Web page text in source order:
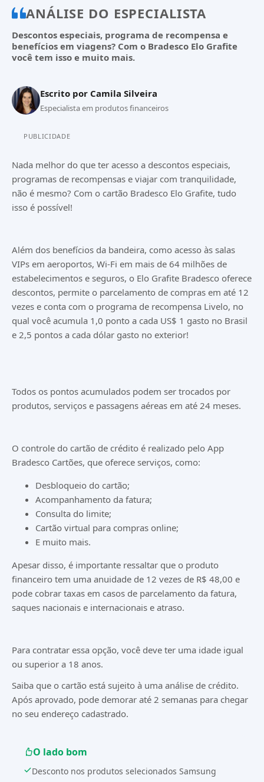
ANÁLISE DO ESPECIALISTA
Descontos especiais, programa de recompensa e
benefícios em viagens? Com o Bradesco Elo Grafite
você tem isso e muito mais.
Escrito por Camila Silveira
Especialista em produtos financeiros
PUBLICIDADE
Nada melhor do que ter acesso a descontos especiais,
programas de recompensas e viajar com tranquilidade,
não é mesmo? Com o cartão Bradesco Elo Grafite, tudo
isso é possível!
Além dos benefícios da bandeira, como acesso às salas
VIPs em aeroportos, Wi-Fi em mais de 64 milhões de
estabelecimentos e seguros, o Elo Grafite Bradesco oferece
descontos, permite o parcelamento de compras em até 12
vezes e conta com o programa de recompensa Livelo, no
qual você acumula 1,0 ponto a cada US$ 1 gasto no Brasil
e 2,5 pontos a cada dólar gasto no exterior!
Todos os pontos acumulados podem ser trocados por
produtos, serviços e passagens aéreas em até 24 meses.
O controle do cartão de crédito é realizado pelo App
Bradesco Cartões, que oferece serviços, como:
Desbloqueio do cartão;
Acompanhamento da fatura;
Consulta do limite;
Cartão virtual para compras online;
E muito mais.
Apesar disso, é importante ressaltar que o produto
financeiro tem uma anuidade de 12 vezes de R$ 48,00 e
pode cobrar taxas em casos de parcelamento da fatura,
saques nacionais e internacionais e atraso.
Para contratar essa opção, você deve ter uma idade igual
ou superior a 18 anos.
Saiba que o cartão está sujeito à uma análise de crédito.
Após aprovado, pode demorar até 2 semanas para chegar
no seu endereço cadastrado.
O lado bom
Desconto nos produtos selecionados Samsung